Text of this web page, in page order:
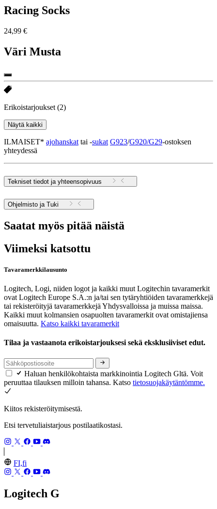
Racing Socks
24,99 €
Väri Musta
Erikoistarjoukset (2)
Näytä kaikki
ILMAISET* ajohanskat tai -sukat G923/G920/G29-ostoksen
yhteydessä
Tekniset tiedot ja yhteensopivuus
Ohjelmisto ja Tuki
Saatat myös pitää näistä
Viimeksi katsottu
Tavaramerkkilausunto
Logitech, Logi, niiden logot ja kaikki muut Logitechin tavaramerkit
ovat Logitech Europe S.A.:n ja/tai sen tytäryhtiöiden tavaramerkkejä
tai rekisteröityjä tavaramerkkejä Yhdysvalloissa ja muissa maissa.
Kaikki muut kolmansien osapuolten tavaramerkit ovat omistajiensa
omaisuutta. Katso kaikki tavaramerkit
Tilaa ja vastaanota erikoistarjouksesi sekä eksklusiiviset edut.
Haluan henkilökohtaista markkinointia Logitech Gltä. Voit
peruuttaa tilauksen milloin tahansa. Katso tietosuojakäytäntömme.
Kiitos rekisteröitymisestä.
Etsi tervetuliaistarjous postilaatikostasi.
FI,fi
Logitech G